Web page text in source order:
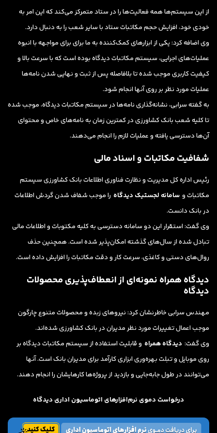
از این سیستم‌ها همه فعالیت‌ها را در ستاد متمرکز می‌کند که این امر به
خودی خود، افزایش حجم مکاتبات ستاد با سایر شعب را به دنبال دارد.
وی اضافه کرد: یکی از ابزارهای کمک‌کننده به ما برای برای مواجهه با انبوه
عملیات‌های اجرایی، سیستم مکاتبات دیدگاه بوده است که با سرعت بالا و
کیفیت کاربری موجب شده تا بلافاصله پس از ثبت و نهایی شدن نامه‌ها
عملیات مورد نظر بر روی آنها انجام شود.
به گفته سرابی، نشانه‌گذاری نامه‌ها در سیستم مکاتبات دیدگاه، موجب شده
تا کلیه شعب بانک کشاورزی در کمترین زمان به نامه‌های خاص و محتوای
آن‌ها دسترسی یافته و عملیات لازم را انجام می‌دهند.
شفافیت مکاتبات و اسناد مالی
رئیس اداره کل مدیریت و نظارت فناوری اطلاعات بانک کشاورزی سیستم‌
مکاتبات و سامانه لجستیک دیدگاه را موجب شفاف شدن گردش اطلاعات
در بانک دانست.
وی گفت: استقرار این دو سامانه دسترسی به کلیه مکتوبات و اطلاعات مالی
تبادل شده از سال‌های گذشته امکان‌پذیر شده است. همچنین حذف
روال‌های دستی و کاغذی، سرعت کار و دقت مکاتبات را افزایش داده است.
دیدگاه همراه نمونه‌ای از انعطاف‌پذیری محصولات
دیدگاه
مهندس سرابی خاطرنشان کرد: نیروهای زبده و محصولات متنوع چارگون
موجب اعمال تغییرات مورد نظر مدیران در بانک کشاورزی شده‌اند.
وی گفت: دیدگاه همراه و قابلیت استفاده از سیستم مکاتبات دیدگاه بر
روی موبایل و تبلت بهره‌وری ابزاری کارآمد برای مدیران بانک است. آنها
می‌توانند در طول جابه‌جایی‌ و بازدید از پروژه‌ها کارهایشان را انجام دهند.
درخواست دموی نرم‌افزارهای اتوماسیون اداری دیدگاه